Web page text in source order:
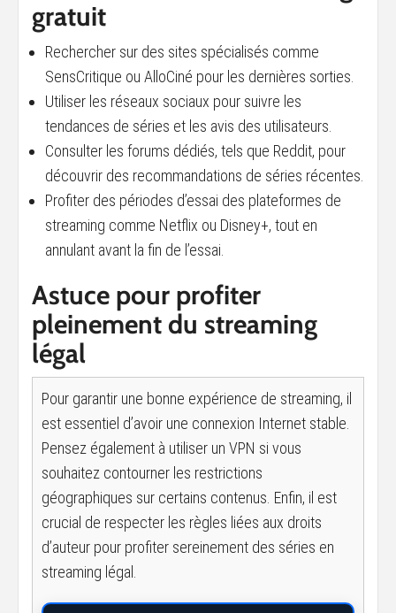
gratuit
Rechercher sur des sites spécialisés comme
SensCritique ou AlloCiné pour les dernières sorties.
Utiliser les réseaux sociaux pour suivre les
tendances de séries et les avis des utilisateurs.
Consulter les forums dédiés, tels que Reddit, pour
découvrir des recommandations de séries récentes.
Profiter des périodes d’essai des plateformes de
streaming comme Netflix ou Disney+, tout en
annulant avant la fin de l’essai.
Astuce pour profiter
pleinement du streaming
légal
Pour garantir une bonne expérience de streaming, il
est essentiel d’avoir une connexion Internet stable.
Pensez également à utiliser un VPN si vous
souhaitez contourner les restrictions
géographiques sur certains contenus. Enfin, il est
crucial de respecter les règles liées aux droits
d’auteur pour profiter sereinement des séries en
streaming légal.